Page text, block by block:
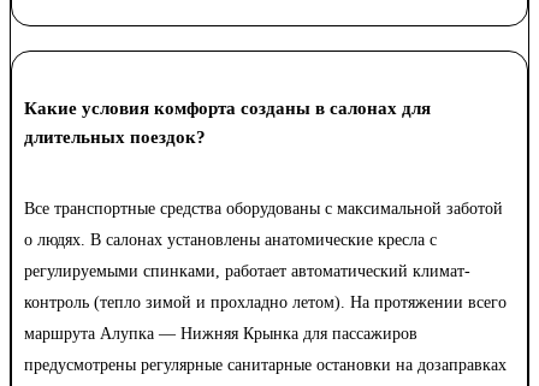
Какие условия комфорта созданы в салонах для
длительных поездок?
Все транспортные средства оборудованы с максимальной заботой
о людях. В салонах установлены анатомические кресла с
регулируемыми спинками, работает автоматический климат-
контроль (тепло зимой и прохладно летом). На протяжении всего
маршрута Алупка — Нижняя Крынка для пассажиров
предусмотрены регулярные санитарные остановки на дозаправках